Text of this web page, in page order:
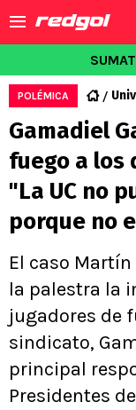
POLÉMICA
Gamadiel
fuego a
"La UC no
porque no
El caso
la palestra la
jugadores de
sindicato,
principal
Presidentes